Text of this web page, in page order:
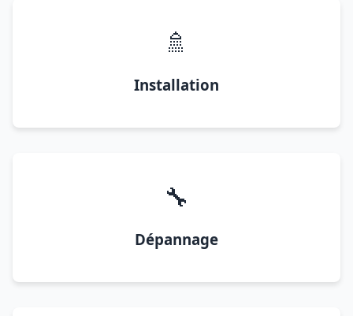
🚿
Installation
🔧
Dépannage